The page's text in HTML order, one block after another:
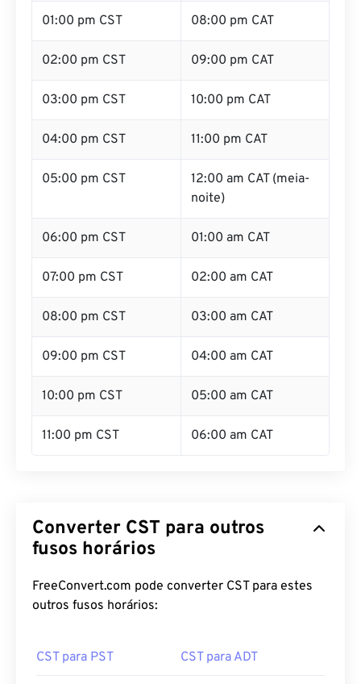
01:00 pm CST 08:00 pm CAT
02:00 pm CST 09:00 pm CAT
03:00 pm CST 10:00 pm CAT
04:00 pm CST 11:00 pm CAT
05:00 pm CST
12:00 am CAT (meia-
noite)
06:00 pm CST 01:00 am CAT
07:00 pm CST 02:00 am CAT
08:00 pm CST 03:00 am CAT
09:00 pm CST 04:00 am CAT
10:00 pm CST 05:00 am CAT
11:00 pm CST 06:00 am CAT
Converter CST para outros
fusos horários
FreeConvert.com pode converter CST para estes
outros fusos horários:
CST para PST CST para ADT